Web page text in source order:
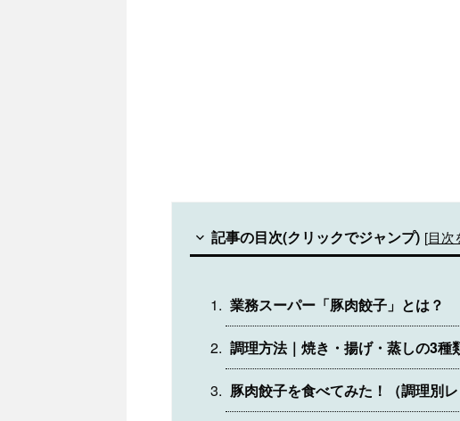
記事の目次(クリックでジャンプ) [目次
業務スーパー「豚肉餃子」とは？
調理方法｜焼き・揚げ・蒸しの3種
豚肉餃子を食べてみた！（調理別レ